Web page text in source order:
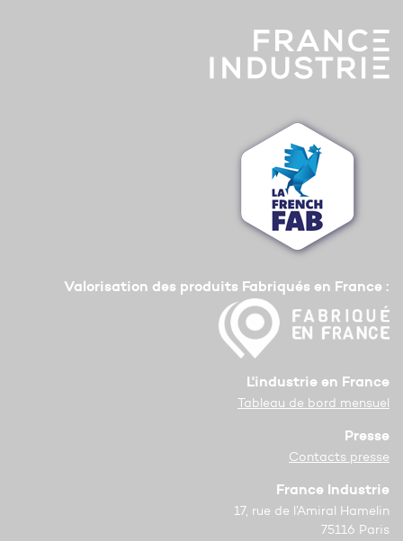
Valorisation des produits Fabriqués en France :
L'industrie en France
Tableau de bord mensuel
Presse
Contacts presse
France Industrie
17, rue de l’Amiral Hamelin
75116 Paris